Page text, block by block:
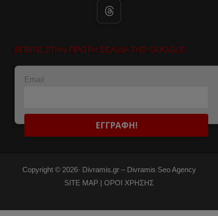
ΒΓΕΙΤΕ ΣΤΗΝ ΠΡΩΤΗ ΣΕΛΙΔΑ ΤΗΣ GOOGLE!
Email
Copyright © 2026· Divramis.gr –Divramis Seo Agency
SITE MAP | ΟΡΟΙ ΧΡΗΣΗΣ